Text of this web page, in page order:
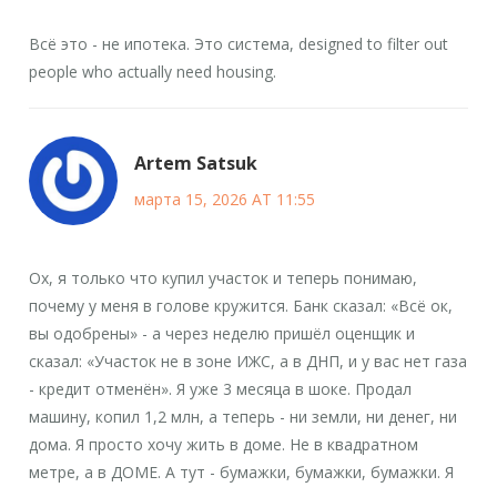
Всё это - не ипотека. Это система, designed to filter out
people who actually need housing.
Artem Satsuk
марта 15, 2026 AT 11:55
Ох, я только что купил участок и теперь понимаю,
почему у меня в голове кружится. Банк сказал: «Всё ок,
вы одобрены» - а через неделю пришёл оценщик и
сказал: «Участок не в зоне ИЖС, а в ДНП, и у вас нет газа
- кредит отменён». Я уже 3 месяца в шоке. Продал
машину, копил 1,2 млн, а теперь - ни земли, ни денег, ни
дома. Я просто хочу жить в доме. Не в квадратном
метре, а в ДОМЕ. А тут - бумажки, бумажки, бумажки. Я